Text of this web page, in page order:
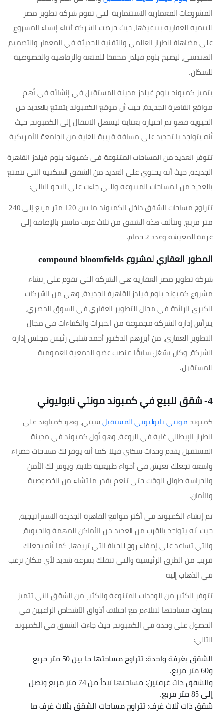
المشروعات المعمارية الاستثمارية التي تقوم شركة تطوير مصر
للتنمية العقارية بتنفيذها، حيث حرصت الشركة أثناء إنشاء المشروع
على مضاهاة الطراز العالمي والتقنية الحديثة في المعمار والتصميم
الهندسي، ليصبح بلوم فيلدز محققا للمتعة والرفاهية والخصوصية
للسكان.
يتميز كمبوند بلوم فيلدز مدينة المستقبل في إنشائه في أهم
مواقع القاهرة الجديدة، حيث أن موقع الكمبوند يتمتع بالعديد من
الحيوية فهو تم اختياره بعناية ليسهل الانتقال إلى الكمبوند، حيث
أنه يتواجد بالتحديد على مسافة قريبة للغاية من الجامعة الأمريكية
تتوفر العديد من المساحات المتنوعة في كمبوند بلوم فيلدز القاهرة
الجديدة، حيث أنه يحتوي على العديد من الشقق السكنية التي تتمتع
بالعديد من المساحات المتنوعة والتي جاءت على النحو التالي:
تتراوح مساحات الشقق داخل الكمبوند ما بين 120 متر مربع إلى 240
متر مربع، وتتألف هذه الشقق من ثلاث غرف ماستر بالإضافة إلى
غرفة المعيشة وعدد 2 حمام.
المطور العقاري لمشروع compound bloomfields
شركة تطوير مصر العقارية هي الشركة التي تقوم على إنشاء
مشروع كمبوند بلوم فيلدز القاهرة الجديدة، وهي من الشركات
الكبرى الرائدة في مجال التطوير العقاري في السوق المصري،
يترأس إدارة الشركة مجموعة من الخبرات والكفاءات في مجال
التطوير العقاري، من أبرزهم الدكتور أحمد شلبي رئيس مجلس إدارة
الشركة، وكان يشغل سابقًا منصب عضو الجمعية العمومية
للمستقبل.
4- شقق للبيع في كمبوند مونتي نابوليوني
كمبوند مونتي نابوليوني المستقبل سيتي، وهو كمباوند على
الطراز الإيطالي غاية في الروعة، وهو أول كمبوند في مدينة
المستقبل يقدم وحدات سكاي فيلا، كما أنه يوفر لك مساحات خضراء
واسعة تجعلك تعيش في أجواء طبيعية خلابة، ويوفر لك الأمن
والحراسة طوال الوقت حتى تنعم بقدر ما تشاء من الخصوصية
والأمان.
تم إنشاء الكمبوند في أكثر مواقع القاهرة الجديدة الاستراتيجية،
حيث أنه يتواجد بالقرب من العديد من الأماكن المهمة والحيوية،
والتي تساعد على إضفاء روح للحياة التي تريدها، كما أنه يجعلك
قريب من الطرق الرئيسية والتي تنقلك بسرعة شديد لأي مكان ترغب
في الذهاب إليه
تتوفر الكثير من الوحدات المتنوعة والكثير من الشقق التي تتميز
بتفاوت مساحتها لتتلاءم مع اختلاف أذواق الأشخاص الراغبين في
الحصول على وحدة في الكمبوند، حيث جاءت الشقق في الكمبوند
التالي:
الشقق بغرفة واحدة: تتراوح مساحتها ما بين 50 متر مربع
و60 متر مربع.
والشقق ذات غرفتين: مساحتها تبدأ من 74 متر مربع وتصل
إلى 85 متر مربع.
شقق ذات ثلاث غرف: تتراوح مساحات الشقق بثلاث غرف ما